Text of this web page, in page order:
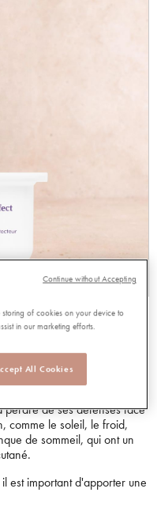
HIVER
Lire les avis
perdre de ses défenses face
comme le soleil, le froid,
de sommeil, qui ont un
est important d'apporter une
of cookies on your device to
in our marketing efforts.
All Cookies
Continue without Accepting